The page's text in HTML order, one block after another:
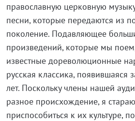
православную церковную
песни, которые передаются из
поколение. Подавляющее
произведений, которые мы
известные дореволюционные
русская классика, появившаяся
лет. Поскольку члены нашей
разное происхождение, я
приспособиться к их культуре,